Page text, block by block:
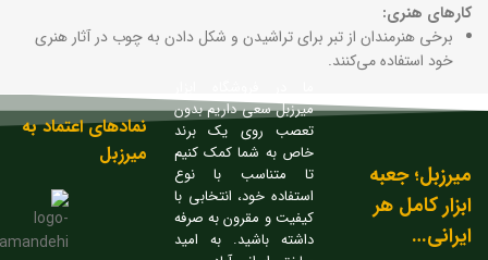
کارهای هنری:
برخی هنرمندان از تبر برای تراشیدن و شکل دادن به چوب در آثار هنری
خود استفاده می‌کنند.
میرزبل؛ جعبه
ابزار کامل هر
ایرانی…
میرزبل سعی داریم بدون
تعصب روی یک برند
خاص به شما کمک کنیم
تا متناسب با نوع
استفاده خود، انتخابی با
کیفیت و مقرون به صرفه
داشته باشید. به امید
نمادهای اعتماد به
میرزبل